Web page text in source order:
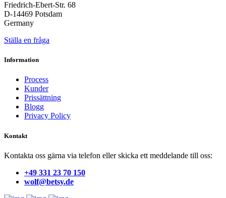
Friedrich-Ebert-Str. 68
D-14469 Potsdam
Germany
Ställa en fråga
Information
Process
Kunder
Prissättning
Blogg
Privacy Policy
Kontakt
Kontakta oss gärna via telefon eller skicka ett meddelande till oss:
+49 331 23 70 150
wolf@betsy.de